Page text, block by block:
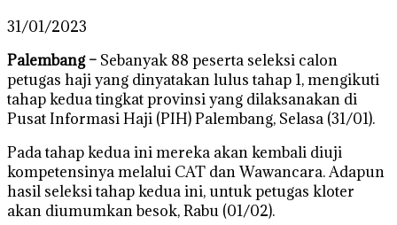
31/01/2023
Palembang – Sebanyak 88 peserta seleksi calon
petugas haji yang dinyatakan lulus tahap 1, mengikuti
tahap kedua tingkat provinsi yang dilaksanakan di
Pusat Informasi Haji (PIH) Palembang, Selasa (31/01).
Pada tahap kedua ini mereka akan kembali diuji
kompetensinya melalui CAT dan Wawancara. Adapun
hasil seleksi tahap kedua ini, untuk petugas kloter
akan diumumkan besok, Rabu (01/02).